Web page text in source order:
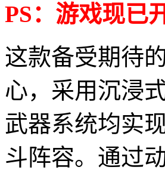
PS：游戏现已
这款备受期待
心，采用沉浸
武器系统均实
斗阵容。通过